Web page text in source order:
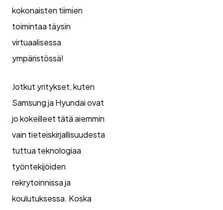
kokonaisten tiimien
toimintaa täysin
virtuaalisessa
ympäristössä!
Jotkut yritykset, kuten
Samsung ja Hyundai ovat
jo kokeilleet tätä aiemmin
vain tieteiskirjallisuudesta
tuttua teknologiaa
työntekijöiden
rekrytoinnissa ja
koulutuksessa. Koska